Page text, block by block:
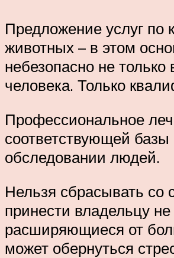
Предложение услуг по
животных – в этом
небезопасно не
человека. Только
Профессиональное
соответствующей базы
обследовании людей.
Нельзя сбрасывать со
принести владельцу
расширяющиеся от
может обернуться